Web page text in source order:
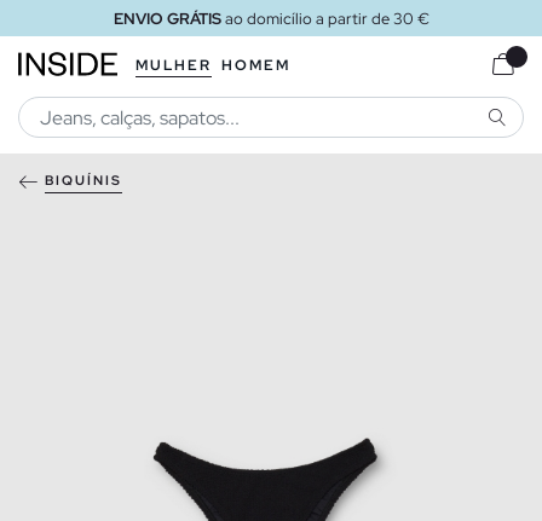
ENVIO GRÁTISao domicílio a partir de 30 €
MULHER HOMEM
BIQUÍNIS